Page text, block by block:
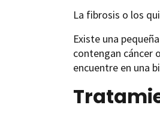
La fibrosis o los
Existe una
contengan cáncer
encuentre en una